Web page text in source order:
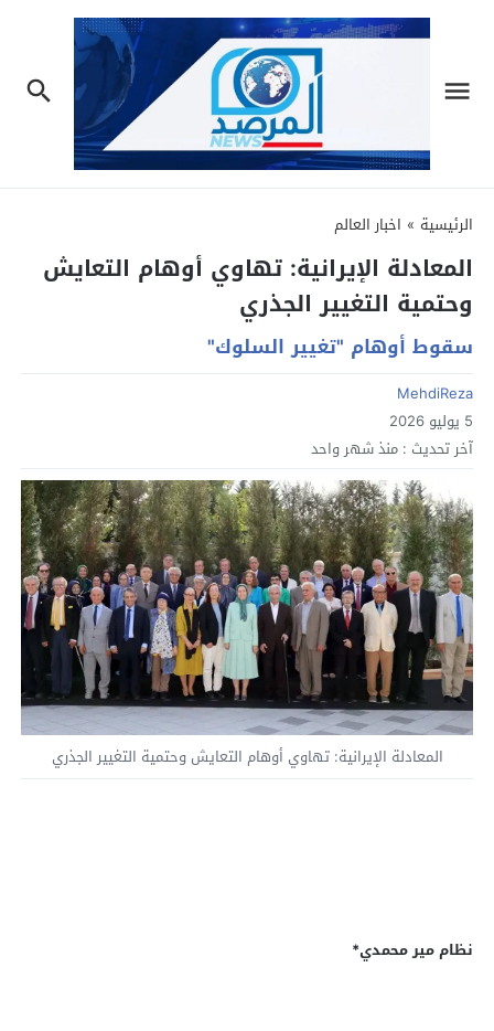
الرئيسية » اخبار العالم
المعادلة الإيرانية: تهاوي أوهام التعايش
وحتمية التغيير الجذري
سقوط أوهام "تغيير السلوك"
MehdiReza
5 يوليو 2026
آخر تحديث : منذ شهر واحد
المعادلة الإيرانية: تهاوي أوهام التعايش وحتمية التغيير الجذري
نظام مير محمدي*